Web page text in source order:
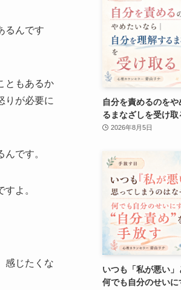
るんです
ともあるか
りが必要に
です。
よ。
感じたくな
自分を責めるのを
るまなざしを受け取
2026年8月5日
いつも「私が悪い
何でも自分のせい